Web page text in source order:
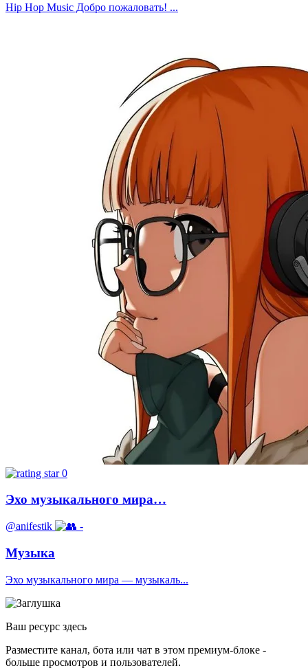
Hip Hop Music Добро пожаловать! ...
0
Эхо музыкального мира…
@anifestik -
Музыка
Эхо музыкального мира — музыкаль...
Ваш ресурс здесь
Разместите канал, бота или чат в этом премиум-блоке -
больше просмотров и пользователей.